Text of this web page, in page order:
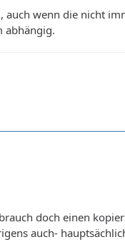
auch wenn die nicht
abhängig.
doch einen
auch-